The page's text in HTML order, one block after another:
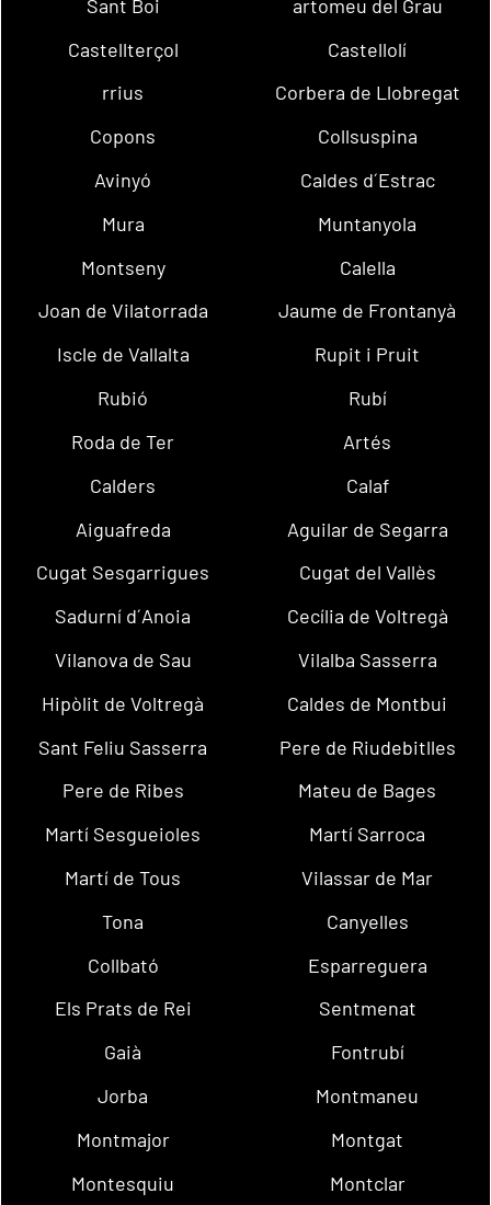
Sant Boi
artomeu del Grau
Castellterçol
Castellolí
rrius
Corbera de Llobregat
Copons
Collsuspina
Avinyó
Caldes d´Estrac
Mura
Muntanyola
Montseny
Calella
Joan de Vilatorrada
Jaume de Frontanyà
Iscle de Vallalta
Rupit i Pruit
Rubió
Rubí
Roda de Ter
Artés
Calders
Calaf
Aiguafreda
Aguilar de Segarra
Cugat Sesgarrigues
Cugat del Vallès
Sadurní d´Anoia
Cecília de Voltregà
Vilanova de Sau
Vilalba Sasserra
Hipòlit de Voltregà
Caldes de Montbui
Sant Feliu Sasserra
Pere de Riudebitlles
Pere de Ribes
Mateu de Bages
Martí Sesgueioles
Martí Sarroca
Martí de Tous
Vilassar de Mar
Tona
Canyelles
Collbató
Esparreguera
Els Prats de Rei
Sentmenat
Gaià
Fontrubí
Jorba
Montmaneu
Montmajor
Montgat
Montesquiu
Montclar